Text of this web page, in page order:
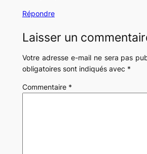
Répondre
Laisser un
Votre adresse e-mail ne sera pas
obligatoires sont indiqués avec *
Commentaire *